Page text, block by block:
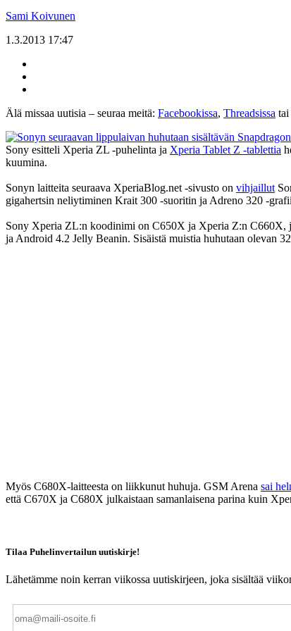
Sami Koivunen
1.3.2013 17:47
Älä missaa uutisia – seuraa meitä: Facebookissa, Threadsissa tai
Sony esitteli Xperia ZL -puhelinta ja Xperia Tablet Z -tablettia
kuumina.
Sonyn laitteita seuraava XperiaBlog.net -sivusto on vihjaillut
gigahertsin neliytiminen Krait 300 -suoritin ja Adreno 320 -
Sony Xperia ZL:n koodinimi on C650X ja Xperia Z:n C660X,
ja Android 4.2 Jelly Beanin. Sisäistä muistia huhutaan olevan
Myös C680X-laitteesta on liikkunut huhuja. GSM Arena sai
että C670X ja C680X julkaistaan samanlaisena parina kuin
Tilaa Puhelinvertailun uutiskirje!
Lähetämme noin kerran viikossa uutiskirjeen, joka sisältää